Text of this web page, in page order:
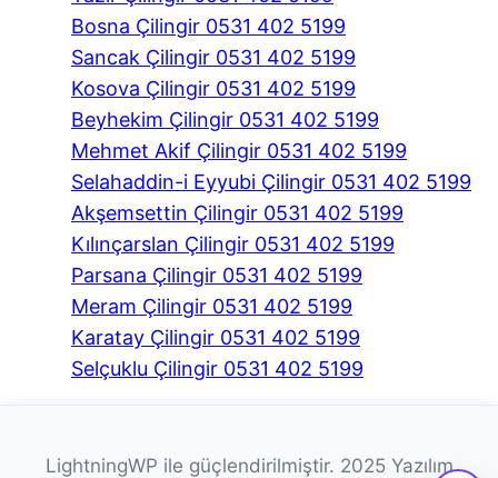
Bosna Çilingir 0531 402 5199
Sancak Çilingir 0531 402 5199
Kosova Çilingir 0531 402 5199
Beyhekim Çilingir 0531 402 5199
Mehmet Akif Çilingir 0531 402 5199
Selahaddin-i Eyyubi Çilingir 0531 402 5199
Akşemsettin Çilingir 0531 402 5199
Kılınçarslan Çilingir 0531 402 5199
Parsana Çilingir 0531 402 5199
Meram Çilingir 0531 402 5199
Karatay Çilingir 0531 402 5199
Selçuklu Çilingir 0531 402 5199
LightningWP ile güçlendirilmiştir. 2025 Yazılım